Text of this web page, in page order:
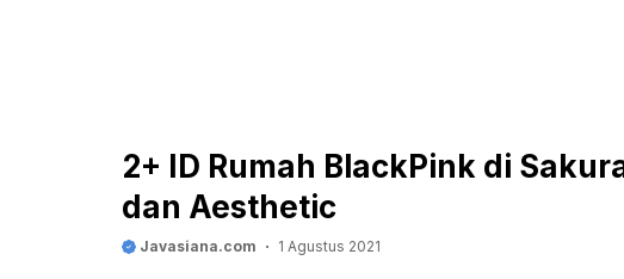
2+ ID Rumah BlackPink di
dan Aesthetic
Javasiana.com 1 Agustus 2021